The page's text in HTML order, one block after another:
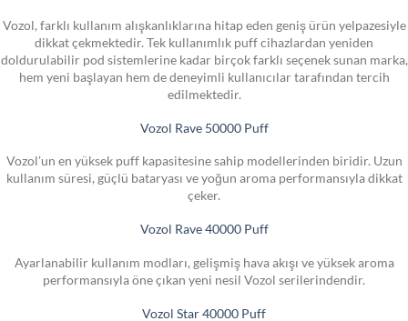
Vozol, farklı kullanım alışkanlıklarına hitap eden geniş ürün yelpazesiyle
dikkat çekmektedir. Tek kullanımlık puff cihazlardan yeniden
doldurulabilir pod sistemlerine kadar birçok farklı seçenek sunan marka,
hem yeni başlayan hem de deneyimli kullanıcılar tarafından tercih
edilmektedir.
Vozol Rave 50000 Puff
Vozol’un en yüksek puff kapasitesine sahip modellerinden biridir. Uzun
kullanım süresi, güçlü bataryası ve yoğun aroma performansıyla dikkat
çeker.
Vozol Rave 40000 Puff
Ayarlanabilir kullanım modları, gelişmiş hava akışı ve yüksek aroma
performansıyla öne çıkan yeni nesil Vozol serilerindendir.
Vozol Star 40000 Puff